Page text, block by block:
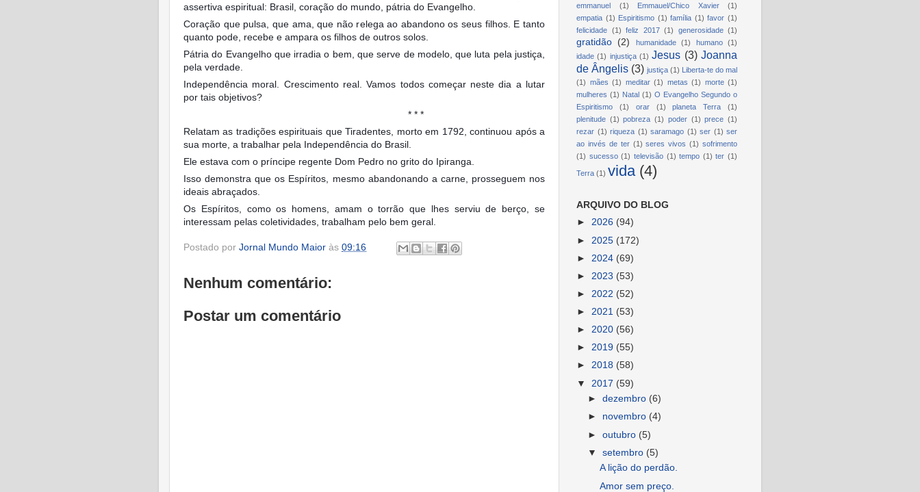
assertiva espiritual: Brasil, coração do mundo, pátria do Evangelho.
Coração que pulsa, que ama, que não relega ao abandono os seus filhos. E tanto
quanto pode, recebe e ampara os filhos de outros solos.
Pátria do Evangelho que irradia o bem, que serve de modelo, que luta pela justiça,
pela verdade.
Independência moral. Crescimento real. Vamos todos começar neste dia a lutar
por tais objetivos?
* * *
Relatam as tradições espirituais que Tiradentes, morto em 1792, continuou após a
sua morte, a trabalhar pela Independência do Brasil.
Ele estava com o príncipe regente Dom Pedro no grito do Ipiranga.
Isso demonstra que os Espíritos, mesmo abandonando a carne, prosseguem nos
ideais abraçados.
Os Espíritos, como os homens, amam o torrão que lhes serviu de berço, se
interessam pelas coletividades, trabalham pelo bem geral.
Postado por Jornal Mundo Maior às 09:16
Nenhum comentário:
Postar um comentário
emmanuel
(1) Emmauel/Chico Xavier
(1)
empatia (1) Espiritismo (1) família (1) favor (1)
felicidade (1) feliz 2017 (1) generosidade (1)
gratidão (2) humanidade (1) humano
(1)
idade (1) injustiça (1) Jesus (3) Joanna
de Ângelis (3) justiça (1)
Liberta-te do mal
(1) mães (1) meditar (1) metas (1) morte (1)
mulheres (1) Natal (1) O Evangelho Segundo o
Espiritismo
(1) orar (1) planeta Terra
(1)
plenitude (1) pobreza (1) poder (1) prece (1)
rezar (1) riqueza (1) saramago (1) ser (1) ser
ao invés de ter (1) seres vivos (1) sofrimento
(1) sucesso (1) televisão (1) tempo (1) ter (1)
Terra (1) vida (4)
ARQUIVO DO BLOG
► 2026 (94)
► 2025 (172)
► 2024 (69)
► 2023 (53)
► 2022 (52)
► 2021 (53)
► 2020 (56)
► 2019 (55)
► 2018 (58)
▼ 2017 (59)
►dezembro (6)
► novembro (4)
►outubro (5)
▼setembro (5)
A lição do perdão.
Amor sem preço.